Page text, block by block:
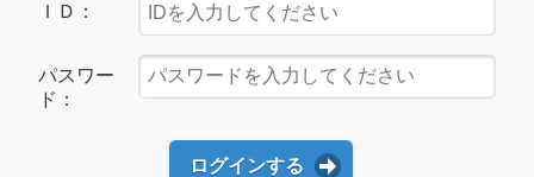
ＩＤ：
パスワー
ド：
ログインする